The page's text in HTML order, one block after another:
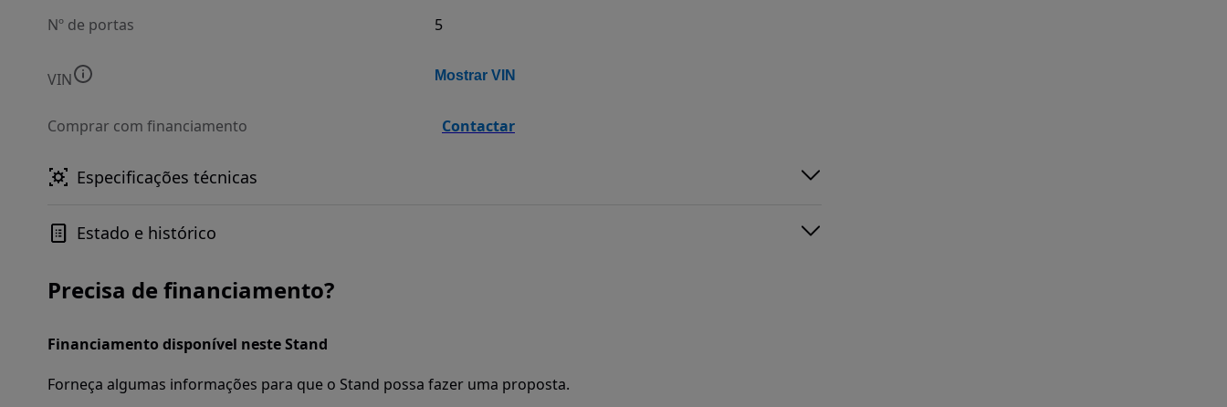
Nº de portas 5
VIN Mostrar VIN
Comprar com financiamento Contactar
Especificações técnicas
Estado e histórico
Precisa de financiamento?
Financiamento disponível neste Stand
Forneça algumas informações para que o Stand possa fazer uma proposta.